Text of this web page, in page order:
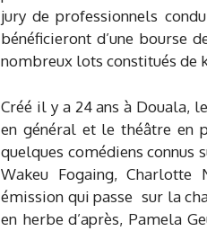
jury de professionnels
bénéficieront d’une bourse
nombreux lots constitués de
Créé il y a 24 ans à Douala,
en général et le théâtre en
quelques comédiens connus
Wakeu Fogaing, Charlotte
émission qui passe sur la
en herbe d’après, Pamela